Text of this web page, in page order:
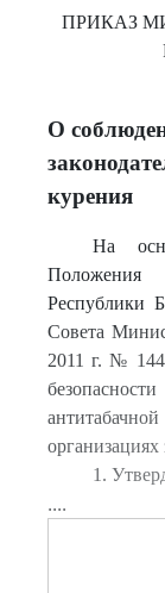
ПРИКАЗ
О
курения
На
Положения
Республики
Совета
2011 г. №
1.
....